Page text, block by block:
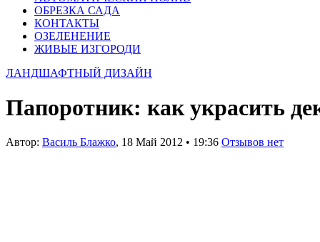
ОБРЕЗКА САДА
КОНТАКТЫ
ОЗЕЛЕНЕНИЕ
ЖИВЫЕ ИЗГОРОДИ
ЛАНДШАФТНЫЙ ДИЗАЙН
Папоротник: как украсить
Автор: Василь Блажко, 18 Май 2012 • 19:36 Отзывов нет